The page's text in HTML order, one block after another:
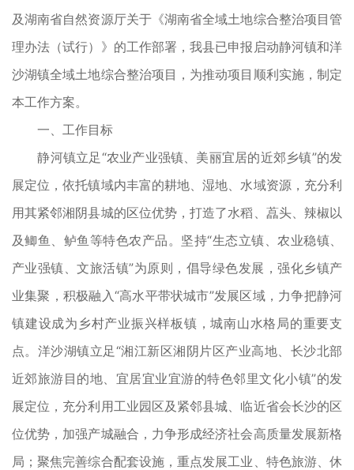
及湖南省自然资源厅关于《湖南省全域土地综合整治项目管
理办法（试行）》的工作部署，我县已申报启动静河镇和洋
沙湖镇全域土地综合整治项目，为推动项目顺利实施，制定
本工作方案。
一、工作目标
静河镇立足“农业产业强镇、美丽宜居的近郊乡镇”的发
展定位，依托镇域内丰富的耕地、湿地、水域资源，充分利
用其紧邻湘阴县城的区位优势，打造了水稻、藠头、辣椒以
及鲫鱼、鲈鱼等特色农产品。坚持“生态立镇、农业稳镇、
产业强镇、文旅活镇”为原则，倡导绿色发展，强化乡镇产
业集聚，积极融入“高水平带状城市”发展区域，力争把静河
镇建设成为乡村产业振兴样板镇，城南山水格局的重要支
点。洋沙湖镇立足“湘江新区湘阴片区产业高地、长沙北部
近郊旅游目的地、宜居宜业宜游的特色邻里文化小镇”的发
展定位，充分利用工业园区及紧邻县城、临近省会长沙的区
位优势，加强产城融合，力争形成经济社会高质量发展新格
局；聚焦完善综合配套设施，重点发展工业、特色旅游、休